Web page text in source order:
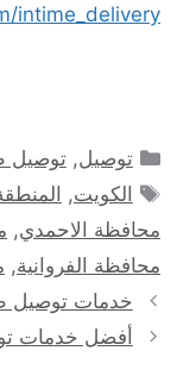
intime_delivery
التصنيفات
توصيل,توصيل
الوسوم
الكويت,
محافظة الاحمدي,
محافظة الفروانية,
خدمات توصيل
أفضل خدمات